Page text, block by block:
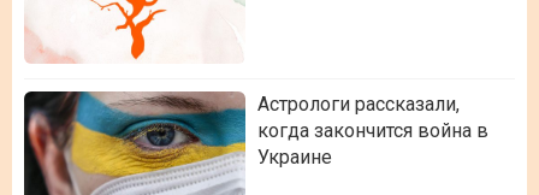
Астрологи рассказали,
когда закончится война в
Украине